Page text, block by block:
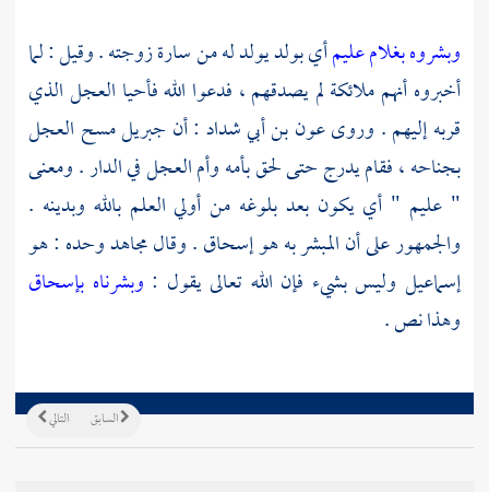
وبشروه بغلام عليمأي بولد يولد له منسارةزوجته . وقيل : لما
أخبروه أنهم ملائكة لم يصدقهم ، فدعوا الله فأحيا العجل الذي
قربه إليهم . وروىعون بن أبي شداد : أن جبريلمسح العجل
بجناحه ، فقام يدرج حتى لحق بأمه وأم العجل في الدار . ومعنى
" عليم " أي يكون بعد بلوغه من أولي العلم بالله وبدينه .
والجمهور على أن المبشر به هوإسحاق. وقالمجاهدوحده : هو
إسماعيل وليس بشيء فإن الله تعالى يقول : وبشرناه بإسحاق
وهذا نص .
التالي السابق